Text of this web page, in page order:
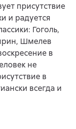
присутствие
и радуется
Гоголь,
Шмелев
в
не
в
всегда и